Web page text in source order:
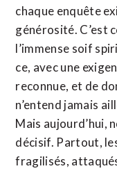
chaque enquête
générosité. C’est
l’immense soif
ce, avec une
reconnue, et de
n’entend jamais
Mais aujourd’hui,
décisif. Partout,
fragilisés,